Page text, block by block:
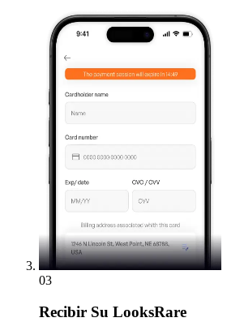
03
Recibir Su LooksRare